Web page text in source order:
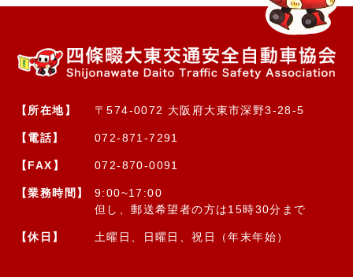
【所在地】 〒574-0072 大阪府大東市深野3-28-5
【電話】 072-871-7291
【FAX】 072-870-0091
【業務時間】
9:00~17:00
但し、郵送希望者の方は15時30分まで
【休日】 土曜日、日曜日、祝日（年末年始）